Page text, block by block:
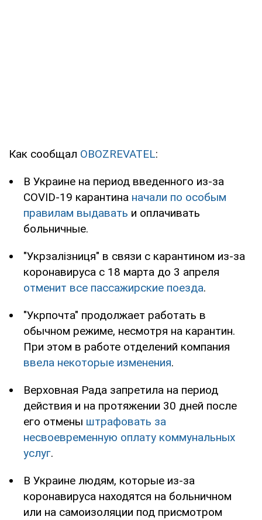
Как сообщал OBOZREVATEL:
В Украине на период введенного из-за
COVID-19 карантина начали по особым
правилам выдавать и оплачивать
больничные.
"Укрзалізниця" в связи с карантином из-за
коронавируса с 18 марта до 3 апреля
отменит все пассажирские поезда.
"Укрпочта" продолжает работать в
обычном режиме, несмотря на карантин.
При этом в работе отделений компания
ввела некоторые изменения.
Верховная Рада запретила на период
действия и на протяжении 30 дней после
его отмены штрафовать за
несвоевременную оплату коммунальных
услуг.
В Украине людям, которые из-за
коронавируса находятся на больничном
или на самоизоляции под присмотром